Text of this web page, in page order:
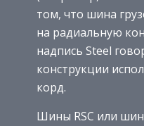
том, что шина
на радиальную
надпись Steel
конструкции
корд.
Шины RSC или